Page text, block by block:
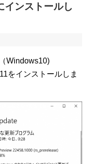
ンストールし
Windows10)
をインストールしま